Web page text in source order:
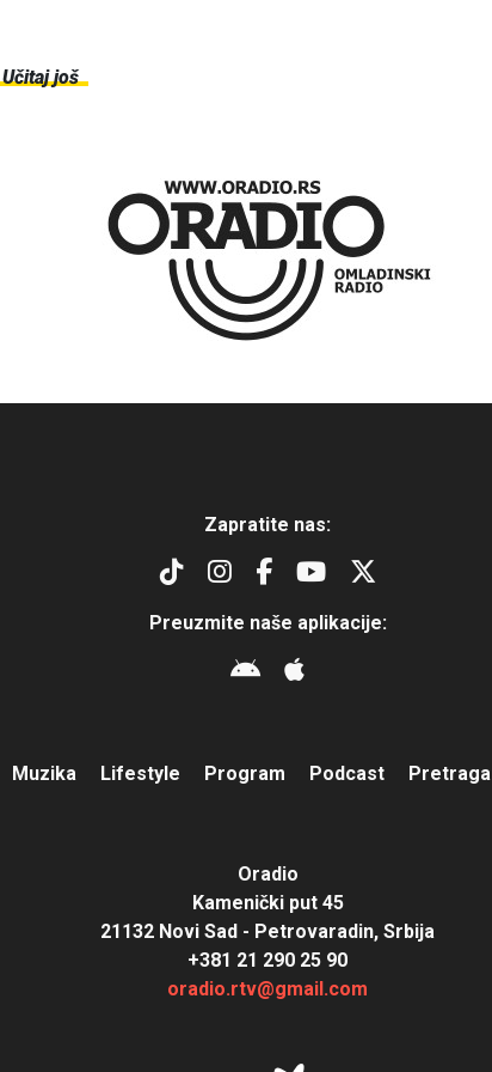
Učitaj još
Zapratite nas:
Preuzmite naše aplikacije:
Muzika Lifestyle Program Podcast Pretraga
Oradio
Kamenički put 45
21132 Novi Sad - Petrovaradin, Srbija
+381 21 290 25 90
oradio.rtv@gmail.com